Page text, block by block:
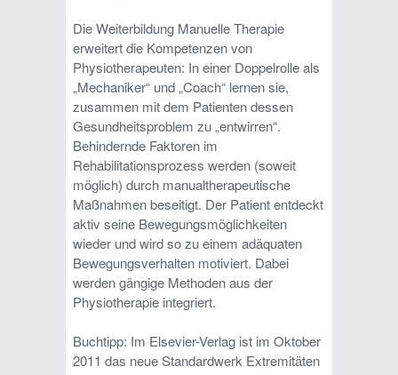
Die Weiterbildung Manuelle Therapie
erweitert die Kompetenzen von
Physiotherapeuten: In einer Doppelrolle als
„Mechaniker“ und „Coach“ lernen sie,
zusammen mit dem Patienten dessen
Gesundheitsproblem zu „entwirren“.
Behindernde Faktoren im
Rehabilitationsprozess werden (soweit
möglich) durch manualtherapeutische
Maßnahmen beseitigt. Der Patient entdeckt
aktiv seine Bewegungsmöglichkeiten
wieder und wird so zu einem adäquaten
Bewegungsverhalten motiviert. Dabei
werden gängige Methoden aus der
Physiotherapie integriert.
Buchtipp: Im Elsevier-Verlag ist im Oktober
2011 das neue Standardwerk Extremitäten